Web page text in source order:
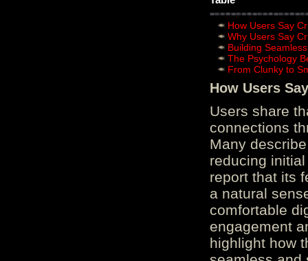
How Users Say
Why Users Say
Building
The Psychology
From Clunky to
How Users
Users share
connections
Many
reducing
report that its
a natural
comfortable
engagement
highlight how